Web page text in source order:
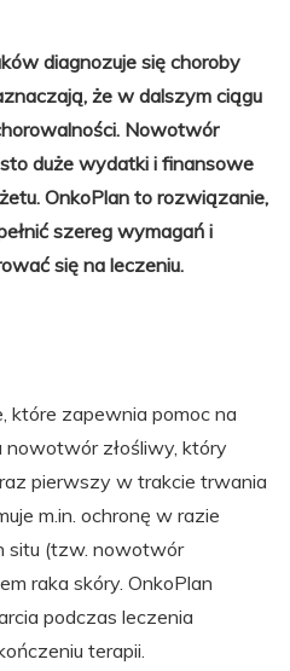
diagnozuje się choroby
że w dalszym ciągu
Nowotwór
duże wydatki i finansowe
OnkoPlan to rozwiązanie,
szereg wymagań i
się na leczeniu.
które zapewnia pomoc na
złośliwy, który
pierwszy w trakcie trwania
m.in. ochronę w razie
situ (tzw. nowotwór
raka skóry. OnkoPlan
podczas leczenia
terapii.